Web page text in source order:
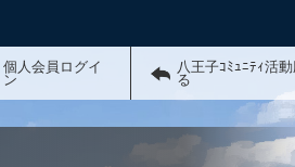
個人会員ログイ
ン
八王子ｺﾐｭﾆﾃｨ活
る